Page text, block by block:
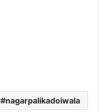
#nagarpalikadoiwala